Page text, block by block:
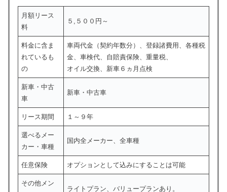
月額リース
料
５,５００円～
料金に含ま
れているも
の
車両代金（契約年数分）、登録諸費用、各種税
金、車検代、自賠責保険、重量税、
オイル交換、新車６ヵ月点検
新車・中古
車
新車・中古車
リース期間 １～９年
選べるメー
カー・車種
国内全メーカー、全車種
任意保険 オプションとして込みにすることは可能
その他メン
ライトプラン、バリュープランあり。